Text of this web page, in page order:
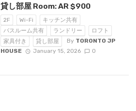
貸し部屋 Room: AR $900
2F Wi-Fi
キッチン共有
バスルーム共有
ランドリー
ロフト
家具付き
貸し部屋 By TORONTO JP
HOUSE
January 15, 2026 0